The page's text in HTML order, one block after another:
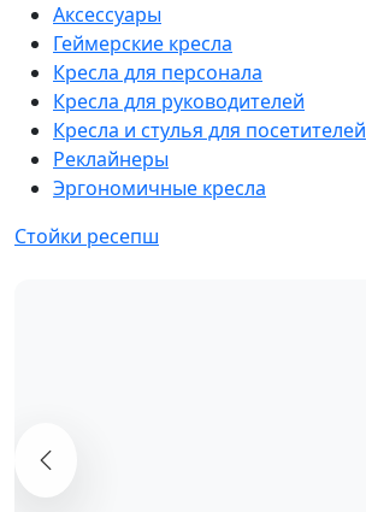
Аксессуары
Геймерские кресла
Кресла для персонала
Кресла для руководителей
Кресла и стулья для посетителей
Реклайнеры
Эргономичные кресла
Стойки ресепш